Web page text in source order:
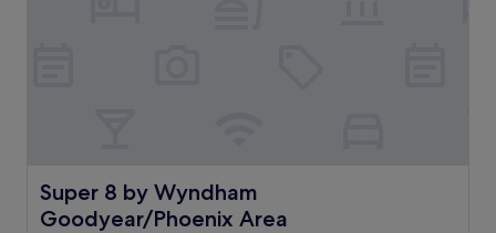
Super 8 by Wyndham
Goodyear/Phoenix Area
Super 8 by Wyndham Goodyear/Phoenix Area